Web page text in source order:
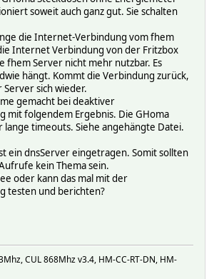
GHoma_d34a50 voltage: 230.93
GHoma_d34a50 current: 0.59
GHoma_d34a50 power: 111.78
GHoma_d34a50 maxpower: 136.25
GHoma_d34a50 cosphi: 0.82
GHoma_d34a50 frequency: 50
GHoma_d34a50 offline
GHoma_d34a50 Initialize...
GHoma_d34a50 on
GHoma_d34a50 source: local
GHoma_d34a50 current: 0.59
GHoma_d34a50 power: 112.01
GHoma_d34a50 maxpower: 136.26
GHoma_d34a50 cosphi: 0.82
GHoma_d34a50 frequency: 50
GHoma_d34a50 energy: 32.495
GHoma_d34a50 on
GHoma_d34a50 source: local
soweit auch ganz gut. Sie schalten
die Internet-Verbindung vom fhem
Internet Verbindung von der Fritzbox
fhem Server nicht mehr nutzbar. Es
hängt. Kommt die Verbindung zurück,
sich wieder.
gemacht bei deaktiver
folgendem Ergebnis. Die GHoma
lange timeouts. Siehe angehängte Datei.
ein dnsServer eingetragen. Somit sollten
kein Thema sein.
oder kann das mal mit der
testen und berichten?
CUL 868Mhz v3.4, HM-CC-RT-DN, HM-